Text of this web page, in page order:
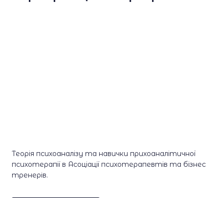
Теорія психоаналізу та навички прихоаналітичної
психотерапії в Асоціації психотерапевтів та бізнес
тренерів.